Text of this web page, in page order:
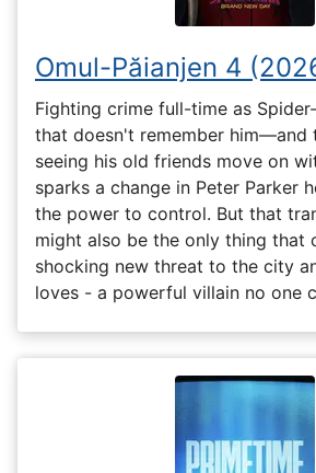
Omul-Păianjen 4
Fighting crime full-time as
that doesn't remember him—and
seeing his old friends move on
sparks a change in Peter Parker
the power to control. But that
might also be the only thing that
shocking new threat to the city
loves - a powerful villain no one